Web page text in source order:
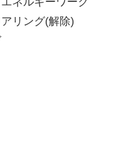
リング(解除)